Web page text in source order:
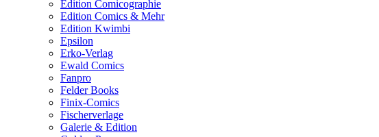
Edition Comicographie
Edition Comics & Mehr
Edition Kwimbi
Epsilon
Erko-Verlag
Ewald Comics
Fanpro
Felder Books
Finix-Comics
Fischerverlage
Galerie & Edition